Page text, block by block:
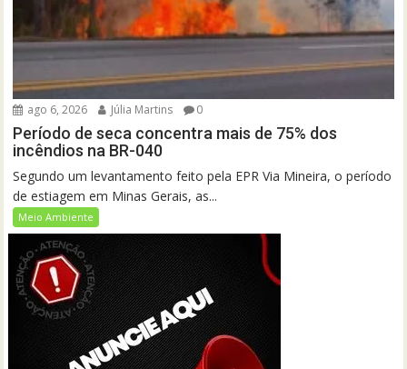
ago 6, 2026 Júlia Martins 0
Período de seca concentra mais de 75% dos
incêndios na BR-040
Segundo um levantamento feito pela EPR Via Mineira, o período
de estiagem em Minas Gerais, as...
Meio Ambiente